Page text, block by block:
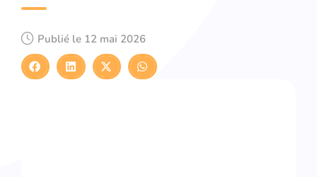
Publié le 12 mai 2026